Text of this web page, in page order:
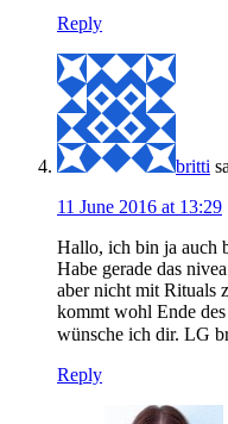
Reply
britti
11 June 2016 at 13:29
Hallo, ich bin ja auch
Habe gerade das
aber nicht mit Rituals
kommt wohl Ende
wünsche ich dir. LG
Reply